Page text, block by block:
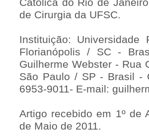
Católica do Rio de
de Cirurgia da UFSC.
Instituição:
Florianópolis / SC -
Guilherme Webster - Rua
São Paulo / SP - Brasil -
6953-9011- E-mail:
Artigo recebido em 1º de
de Maio de 2011.